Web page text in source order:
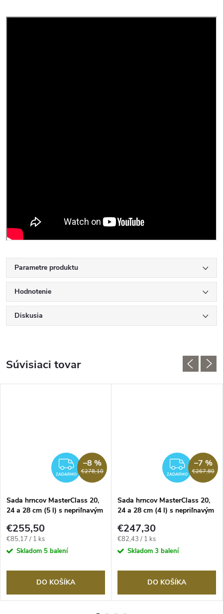
Parametre produktu
Hodnotenie
Diskusia
Súvisiaci tovar
ZADARMO
ZADARMO €278,10
–8 %
Sada hrncov MasterClass 20,
24 a 28 cm (5 l) s nepriľnavým
farbe
€255,50
Jednotková
cena:
€85,17 / 1 ks
Skladom 5 balení
DO KOŠÍKA
ZADARMO €267,80
–7 %
Sada hrncov MasterClass 20,
24 a 28 cm (4 l) s nepriľnavým
€247,30
Jednotková
cena:
€82,43 / 1 ks
Skladom 3 balení
DO KOŠÍKA